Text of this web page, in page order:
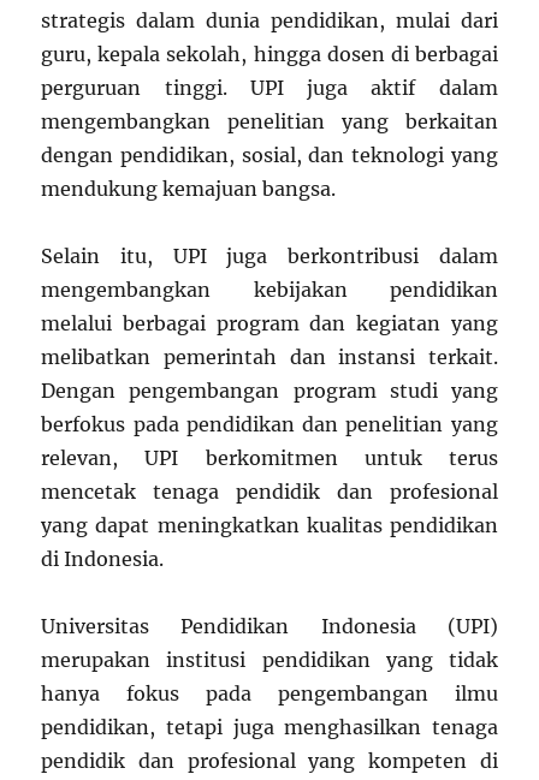
strategis dalam dunia pendidikan, mulai dari
guru, kepala sekolah, hingga dosen di berbagai
perguruan tinggi. UPI juga aktif dalam
mengembangkan penelitian yang berkaitan
dengan pendidikan, sosial, dan teknologi yang
mendukung kemajuan bangsa.
Selain itu, UPI juga berkontribusi dalam
mengembangkan kebijakan pendidikan
melalui berbagai program dan kegiatan yang
melibatkan pemerintah dan instansi terkait.
Dengan pengembangan program studi yang
berfokus pada pendidikan dan penelitian yang
relevan, UPI berkomitmen untuk terus
mencetak tenaga pendidik dan profesional
yang dapat meningkatkan kualitas pendidikan
di Indonesia.
Universitas Pendidikan Indonesia (UPI)
merupakan institusi pendidikan yang tidak
hanya fokus pada pengembangan ilmu
pendidikan, tetapi juga menghasilkan tenaga
pendidik dan profesional yang kompeten di